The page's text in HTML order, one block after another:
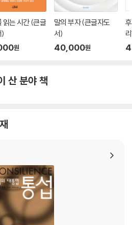
온다.
. 분류의 변신과 합체가 언제든 가능하
과 노트북 안에 들어 있는 각 ‘노트’들이
을 불러내 새로운 분류를 만든다. 네트
하지만, 바로 지워버리는 경우도 많다.
, 아이디어를 교환하면 시간만 절약되는
이 어떻게 가능한가를 눈으로 보게 된다.
데이터 공유를 통해 가능해진다.
읽는 시간 (큰글
)
원
말의 부자 (큰글자도
서)
40,000원
산 분야 책